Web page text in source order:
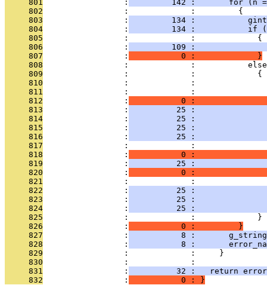
     801
                 :
142 :       for (n
     802
                 :             :         {
     803
                 :
134 :
     804
                 :
134 :           if
     805
                 :             :             {
     806
                 :
109 :
     807
                 :
           0 :             }
     808
                 :             :           else
     809
                 :             :             {
     810
:             :
     811
:             :
     812
                 :
0 :
     813
                 :
25 :
     814
                 :
25 :
     815
                 :
25 :
     816
                 :
25 :
     817
:             :
     818
                 :
0 :
     819
                 :
25 :
     820
                 :
0 :
     821
:             :
     822
                 :
25 :
     823
                 :
25 :
     824
                 :
25 :
     825
                 :             :             }
     826
                 :
           0 :         }
     827
                 :
8 :
     828
                 :
8 :
     829
                 :             :     }
     830
                 :             :
     831
                 :
32 :   return
     832
                 :
           0 : }